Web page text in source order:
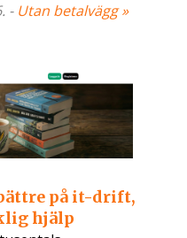
- Utan betalvägg »
på it-drift,
hjälp